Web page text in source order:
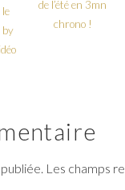
le
by
de l’été en 3mn
chrono !
Les champs